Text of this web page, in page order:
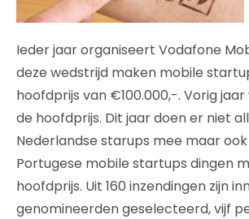
Ieder jaar organiseert Vodafone
deze wedstrijd maken mobile
hoofdprijs van €100.000,-. Vorig
de hoofdprijs. Dit jaar doen er niet
Nederlandse starups mee maar
Portugese mobile startups dingen
hoofdprijs. Uit 160 inzendingen zijn
genomineerden geselecteerd, vijf